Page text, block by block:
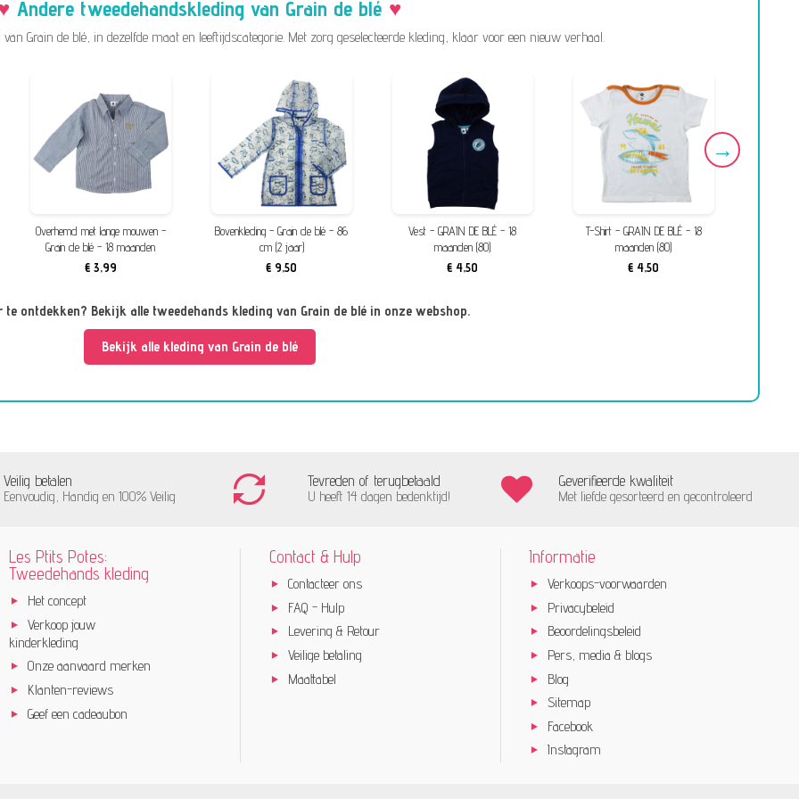
Andere tweedehandskleding van Grain de blé
Grain de blé, in dezelfde maat en leeftijdscategorie. Met zorg geselecteerde kleding, klaar voor een nieuw verhaal.
Overhemd met lange mouwen -
Grain de blé - 18 maanden
€ 3,99
Bovenkleding - Grain de blé - 86
cm (2 jaar)
€ 9,50
Vest - GRAIN DE BLÉ - 18
maanden (80)
€ 4,50
T-Shirt - GRAIN DE BLÉ - 18
maanden (80)
€ 4,50
te ontdekken? Bekijk alle tweedehands kleding van Grain de blé in onze webshop.
Bekijk alle kleding van Grain de blé
Veilig betalen
Eenvoudig, Handig en 100% Veilig
Tevreden of terugbetaald
U heeft 14 dagen bedenktijd!
Geverifieerde kwaliteit
Met liefde gesorteerd en gecontroleerd
Les Ptits Potes:
Tweedehands kleding
Het concept
Verkoop jouw
kinderkleding
Onze aanvaard merken
Klanten-reviews
Geef een cadeaubon
Contact & Hulp
Contacteer ons
FAQ - Hulp
Levering & Retour
Veilige betaling
Maattabel
Informatie
Verkoops-voorwaarden
Privacybeleid
Beoordelingsbeleid
Pers, media & blogs
Blog
Sitemap
Facebook
Instagram